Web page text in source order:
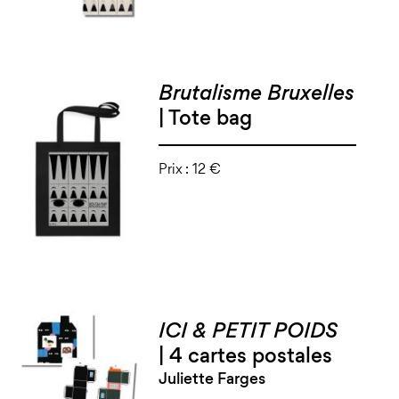
Brutalisme Bruxelles
| Tote bag
Prix : 12 €
ICI & PETIT POIDS
| 4 cartes postales
Juliette Farges